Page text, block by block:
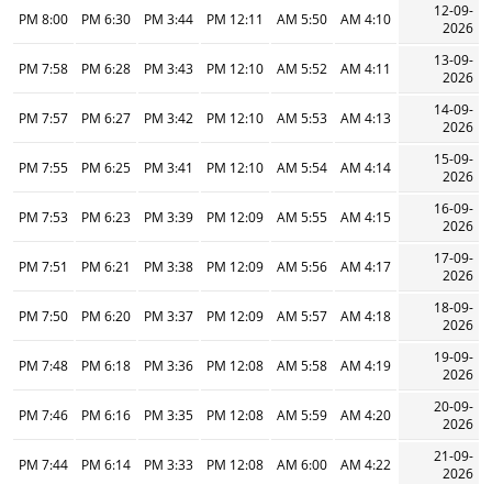
12-09-
2026
4:10 AM
5:50 AM
12:11 PM
3:44 PM
6:30 PM
8:00 PM
13-09-
2026
4:11 AM
5:52 AM
12:10 PM
3:43 PM
6:28 PM
7:58 PM
14-09-
2026
4:13 AM
5:53 AM
12:10 PM
3:42 PM
6:27 PM
7:57 PM
15-09-
2026
4:14 AM
5:54 AM
12:10 PM
3:41 PM
6:25 PM
7:55 PM
16-09-
2026
4:15 AM
5:55 AM
12:09 PM
3:39 PM
6:23 PM
7:53 PM
17-09-
2026
4:17 AM
5:56 AM
12:09 PM
3:38 PM
6:21 PM
7:51 PM
18-09-
2026
4:18 AM
5:57 AM
12:09 PM
3:37 PM
6:20 PM
7:50 PM
19-09-
2026
4:19 AM
5:58 AM
12:08 PM
3:36 PM
6:18 PM
7:48 PM
20-09-
2026
4:20 AM
5:59 AM
12:08 PM
3:35 PM
6:16 PM
7:46 PM
21-09-
2026
4:22 AM
6:00 AM
12:08 PM
3:33 PM
6:14 PM
7:44 PM